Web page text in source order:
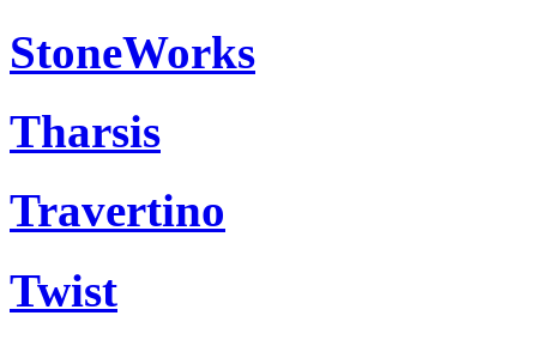
StoneWorks
Tharsis
Travertino
Twist